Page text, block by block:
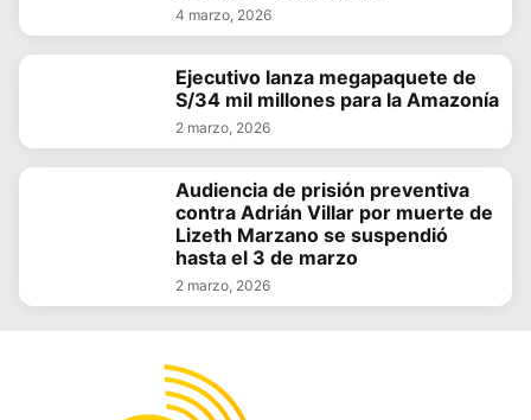
4 marzo, 2026
Ejecutivo lanza megapaquete de
S/34 mil millones para la Amazonía
2 marzo, 2026
Audiencia de prisión preventiva
contra Adrián Villar por muerte de
Lizeth Marzano se suspendió
hasta el 3 de marzo
2 marzo, 2026